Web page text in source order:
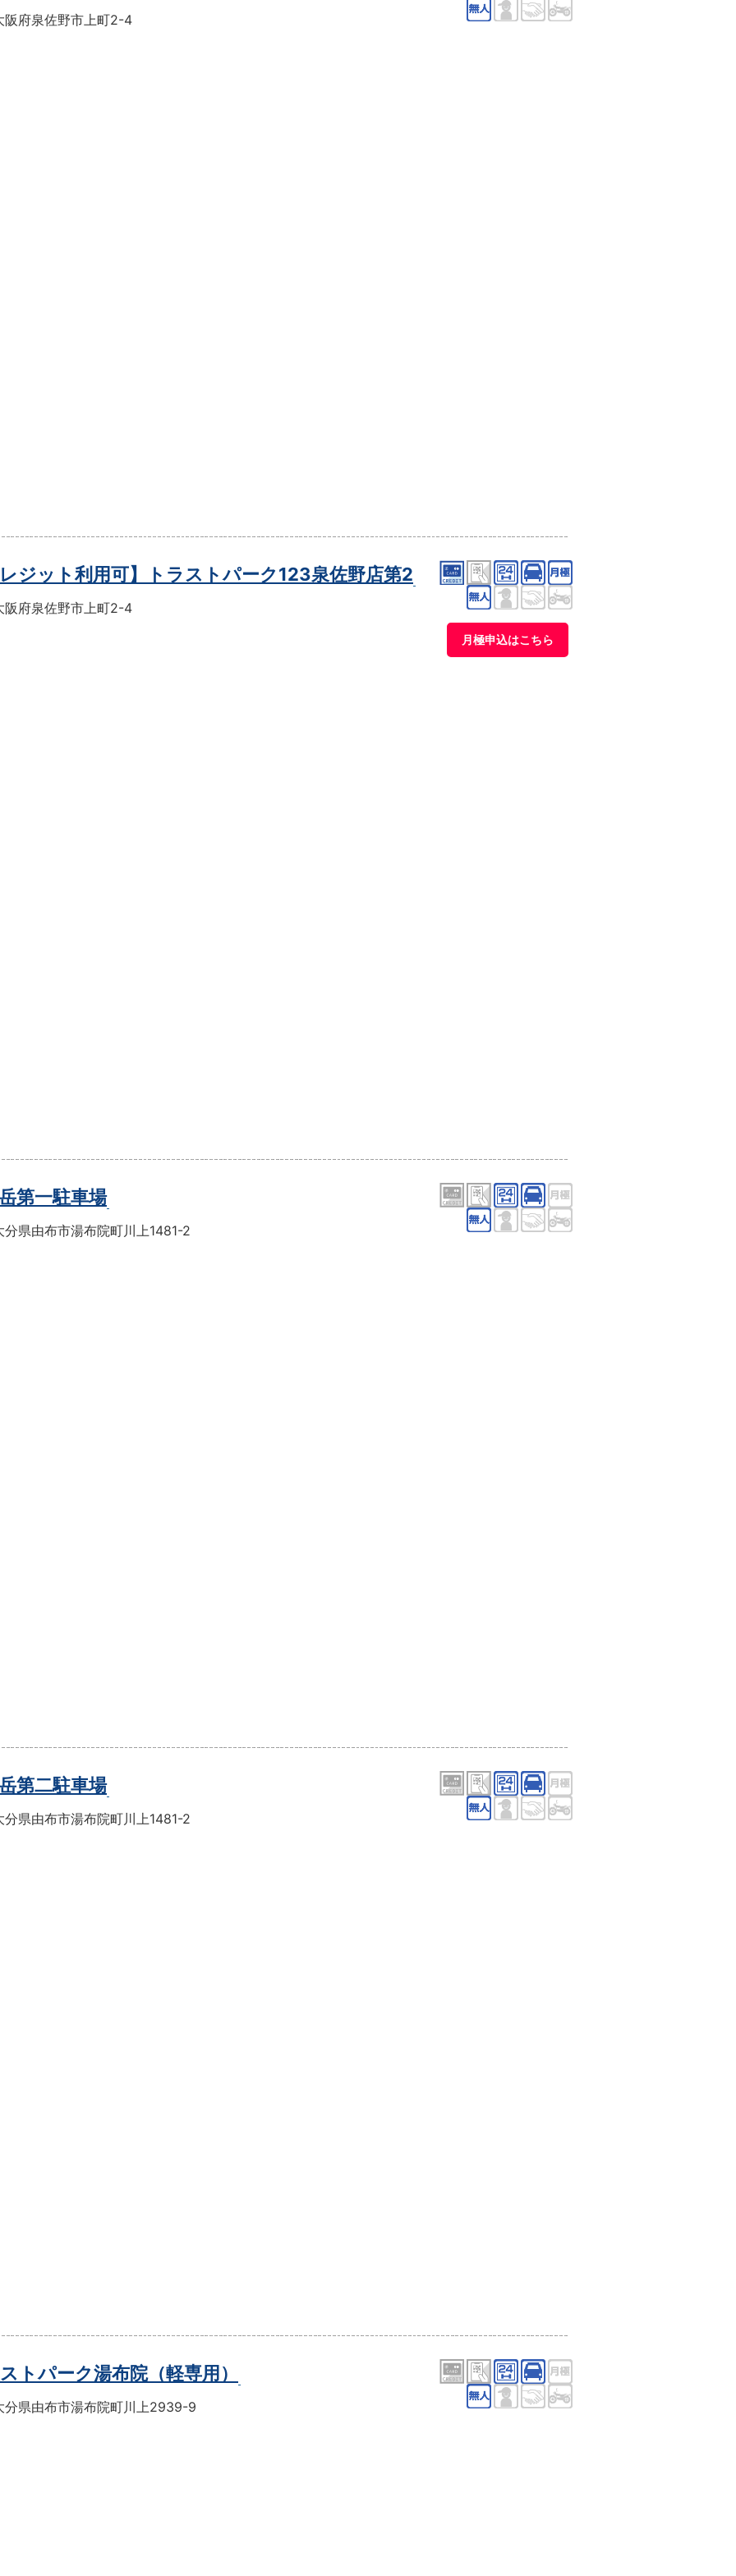
阪府泉佐野市上町2-4
レジット利用可】トラストパーク123泉佐野店第2
阪府泉佐野市上町2-4
月極申込はこちら
第一駐車場
分県由布市湯布院町川上1481-2
第二駐車場
分県由布市湯布院町川上1481-2
トパーク湯布院（軽専用）
分県由布市湯布院町川上2939-9